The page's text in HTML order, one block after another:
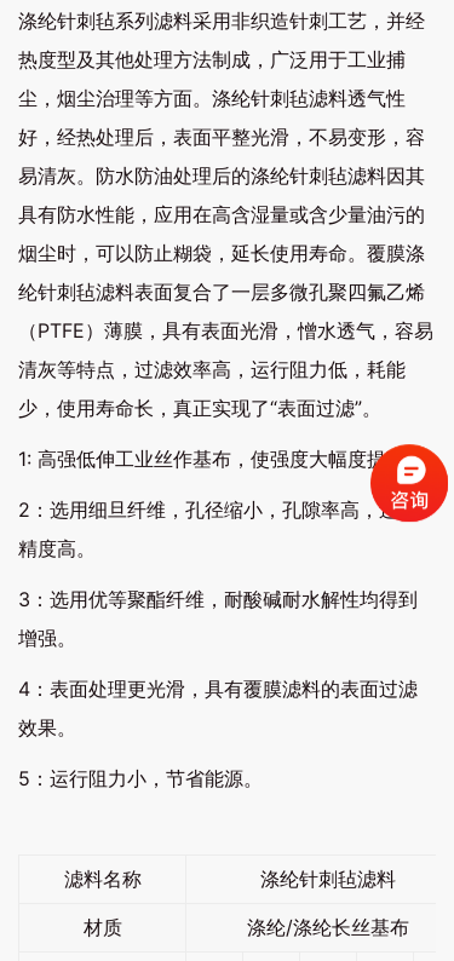
涤纶针刺毡系列滤料采用非织造针刺工艺，并经
热度型及其他处理方法制成，广泛用于工业捕
尘，烟尘治理等方面。涤纶针刺毡滤料透气性
好，经热处理后，表面平整光滑，不易变形，容
易清灰。防水防油处理后的涤纶针刺毡滤料因其
具有防水性能，应用在高含湿量或含少量油污的
烟尘时，可以防止糊袋，延长使用寿命。覆膜涤
纶针刺毡滤料表面复合了一层多微孔聚四氟乙烯
（PTFE）薄膜，具有表面光滑，憎水透气，容易
清灰等特点，过滤效率高，运行阻力低，耗能
少，使用寿命长，真正实现了“表面过滤”。
1: 高强低伸工业丝作基布，使强度大幅度提高。
2：选用细旦纤维，孔径缩小，孔隙率高，过滤
精度高。
3：选用优等聚酯纤维，耐酸碱耐水解性均得到
增强。
4：表面处理更光滑，具有覆膜滤料的表面过滤
效果。
5：运行阻力小，节省能源。
滤料名称
涤纶针刺毡滤料
材质
涤纶/涤纶长丝基布